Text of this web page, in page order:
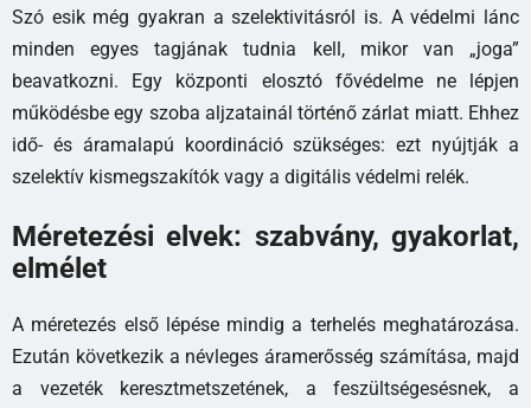
Szó esik még gyakran a szelektivitásról is. A védelmi lánc
minden egyes tagjának tudnia kell, mikor van „joga”
beavatkozni. Egy központi elosztó fővédelme ne lépjen
működésbe egy szoba aljzatainál történő zárlat miatt. Ehhez
idő- és áramalapú koordináció szükséges: ezt nyújtják a
szelektív kismegszakítók vagy a digitális védelmi relék.
Méretezési elvek: szabvány, gyakorlat,
elmélet
A méretezés első lépése mindig a terhelés meghatározása.
Ezután következik a névleges áramerősség számítása, majd
a vezeték keresztmetszetének, a feszültségesésnek, a